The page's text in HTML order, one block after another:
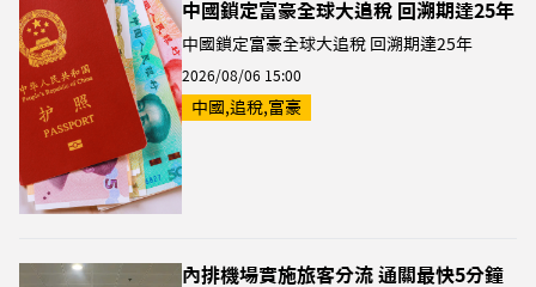
中國鎖定富豪全球大追稅 回溯期達25年
中國鎖定富豪全球大追稅 回溯期達25年
2026/08/06 15:00
中國,追稅,富豪
內排機場實施旅客分流 通關最快5分鐘